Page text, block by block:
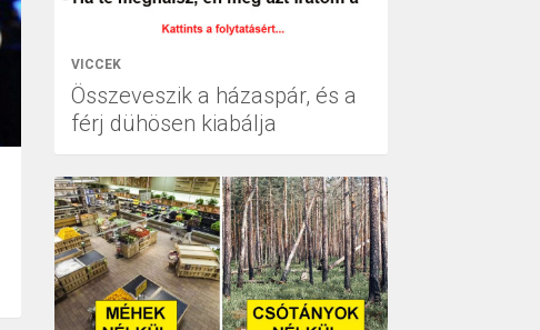
VICCEK
Összeveszik a házaspár, és a
férj dühösen kiabálja